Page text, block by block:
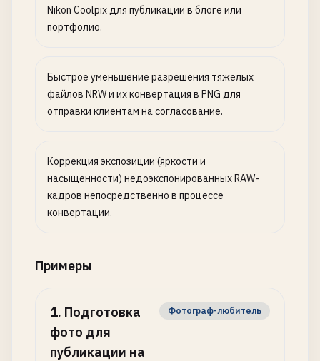
Nikon Coolpix для публикации в блоге или
портфолио.
Быстрое уменьшение разрешения тяжелых
файлов NRW и их конвертация в PNG для
отправки клиентам на согласование.
Коррекция экспозиции (яркости и
насыщенности) недоэкспонированных RAW-
кадров непосредственно в процессе
конвертации.
Примеры
1. Подготовка
фото для
публикации на
Фотограф-любитель